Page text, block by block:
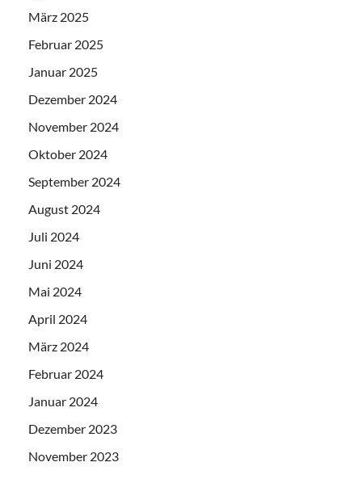
März 2025
Februar 2025
Januar 2025
Dezember 2024
November 2024
Oktober 2024
September 2024
August 2024
Juli 2024
Juni 2024
Mai 2024
April 2024
März 2024
Februar 2024
Januar 2024
Dezember 2023
November 2023